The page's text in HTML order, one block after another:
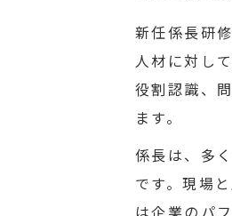
新任係長研
人材に対し
役割認識、
ます。
係長は、多
です。現場
は企業のパ